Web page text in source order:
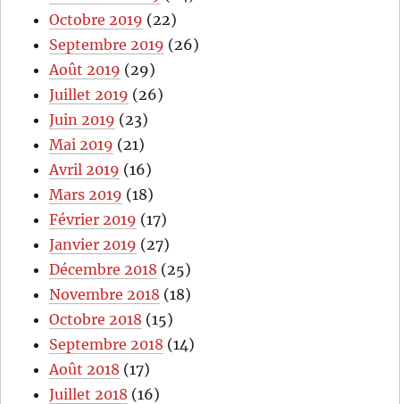
Octobre 2019 (22)
Septembre 2019 (26)
Août 2019 (29)
Juillet 2019 (26)
Juin 2019 (23)
Mai 2019 (21)
Avril 2019 (16)
Mars 2019 (18)
Février 2019 (17)
Janvier 2019 (27)
Décembre 2018 (25)
Novembre 2018 (18)
Octobre 2018 (15)
Septembre 2018 (14)
Août 2018 (17)
Juillet 2018 (16)